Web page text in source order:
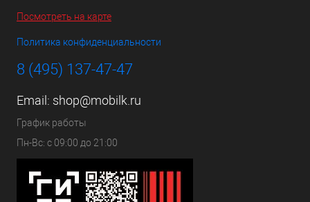
Посмотреть на карте
Политика конфиденциальности
8 (495) 137-47-47
Email: shop@mobilk.ru
График работы
Пн-Вс: с 09:00 до 21:00